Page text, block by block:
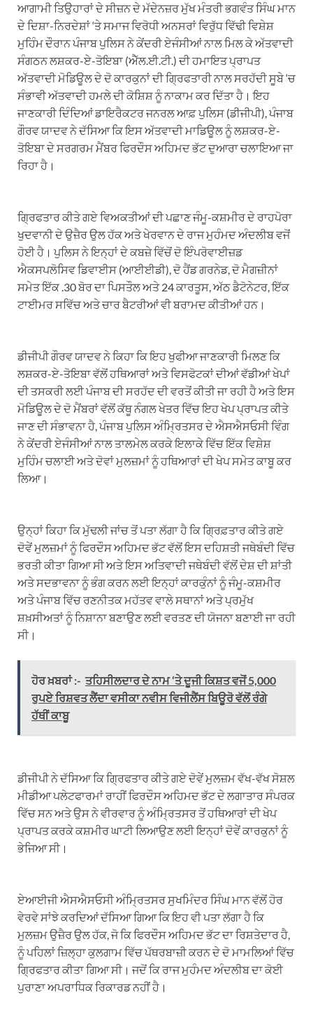
ਆਗਾਮੀ ਤਿਉਹਾਰਾਂ ਦੇ ਸੀਜ਼ਨ ਦੇ ਮੱਦੇਨਜ਼ਰ ਮੁੱਖ ਮੰਤਰੀ ਭਗਵੰਤ ਸਿੰਘ ਮਾਨ
ਦੇ ਦਿਸ਼ਾ-ਨਿਰਦੇਸ਼ਾਂ ‘ਤੇ ਸਮਾਜ ਵਿਰੋਧੀ ਅਨਸਰਾਂ ਵਿਰੁੱਧ ਵਿੱਢੀ ਵਿਸ਼ੇਸ਼
ਮੁਹਿੰਮ ਦੌਰਾਨ ਪੰਜਾਬ ਪੁਲਿਸ ਨੇ ਕੇਂਦਰੀ ਏਜੰਸੀਆਂ ਨਾਲ ਮਿਲ ਕੇ ਅੱਤਵਾਦੀ
ਸੰਗਠਨ ਲਸ਼ਕਰ-ਏ-ਤੋਇਬਾ (ਐੱਲ.ਈ.ਟੀ.) ਦੀ ਹਮਾਇਤ ਪ੍ਰਾਪਤ
ਅੱਤਵਾਦੀ ਮੋਡਿਊਲ ਦੇ ਦੋ ਕਾਰਕੁਨਾਂ ਦੀ ਗ੍ਰਿਫਤਾਰੀ ਨਾਲ ਸਰਹੱਦੀ ਸੂਬੇ ‘ਚ
ਸੰਭਾਵੀ ਅੱਤਵਾਦੀ ਹਮਲੇ ਦੀ ਕੋਸ਼ਿਸ਼ ਨੂੰ ਨਾਕਾਮ ਕਰ ਦਿੱਤਾ ਹੈ। ਇਹ
ਜਾਣਕਾਰੀ ਦਿੰਦਿਆਂ ਡਾਇਰੈਕਟਰ ਜਨਰਲ ਆਫ਼ ਪੁਲਿਸ (ਡੀਜੀਪੀ), ਪੰਜਾਬ
ਗੌਰਵ ਯਾਦਵ ਨੇ ਦੱਸਿਆ ਕਿ ਇਸ ਅੱਤਵਾਦੀ ਮਾਡਿਊਲ ਨੂੰ ਲਸ਼ਕਰ-ਏ-
ਤੋਇਬਾ ਦੇ ਸਰਗਰਮ ਮੈਂਬਰ ਫਿਰਦੌਸ ਅਹਿਮਦ ਭੱਟ ਦੁਆਰਾ ਚਲਾਇਆ ਜਾ
ਰਿਹਾ ਹੈ।
ਗ੍ਰਿਫਤਾਰ ਕੀਤੇ ਗਏ ਵਿਅਕਤੀਆਂ ਦੀ ਪਛਾਣ ਜੰਮੂ-ਕਸ਼ਮੀਰ ਦੇ ਰਾਹਪੋਰਾ
ਖੁਦਵਾਨੀ ਦੇ ਉਜ਼ੈਰ ਉਲ ਹੱਕ ਅਤੇ ਖੇਰਵਾਨ ਦੇ ਰਾਜ ਮੁਹੰਮਦ ਅੰਦਲੀਬ ਵਜੋਂ
ਹੋਈ ਹੈ। ਪੁਲਿਸ ਨੇ ਇਨ੍ਹਾਂ ਦੇ ਕਬਜ਼ੇ ਵਿੱਚੋਂ ਦੋ ਇੰਪਰੋਵਾਈਜ਼ਡ
ਐਕਸਪਲੋਸਿਵ ਡਿਵਾਈਸ (ਆਈਈਡੀ), ਦੋ ਹੈਂਡ ਗਰਨੇਡ, ਦੋ ਮੈਗਜ਼ੀਨਾਂ
ਸਮੇਤ ਇੱਕ .30 ਬੋਰ ਦਾ ਪਿਸਤੌਲ ਅਤੇ 24 ਕਾਰਤੂਸ, ਅੱਠ ਡੈਟੋਨੇਟਰ, ਇੱਕ
ਟਾਈਮਰ ਸਵਿੱਚ ਅਤੇ ਚਾਰ ਬੈਟਰੀਆਂ ਵੀ ਬਰਾਮਦ ਕੀਤੀਆਂ ਹਨ।
ਡੀਜੀਪੀ ਗੌਰਵ ਯਾਦਵ ਨੇ ਕਿਹਾ ਕਿ ਇਹ ਖੁਫੀਆ ਜਾਣਕਾਰੀ ਮਿਲਣ ਕਿ
ਲਸ਼ਕਰ-ਏ-ਤੋਇਬਾ ਵੱਲੋਂ ਹਥਿਆਰਾਂ ਅਤੇ ਵਿਸਫੋਟਕਾਂ ਦੀਆਂ ਵੱਡੀਆਂ ਖੇਪਾਂ
ਦੀ ਤਸਕਰੀ ਲਈ ਪੰਜਾਬ ਦੀ ਸਰਹੱਦ ਦੀ ਵਰਤੋਂ ਕੀਤੀ ਜਾ ਰਹੀ ਹੈ ਅਤੇ ਇਸ
ਮੋਡਿਊਲ ਦੇ ਦੋ ਮੈਂਬਰਾਂ ਵੱਲੋਂ ਕੱਥੂ ਨੰਗਲ ਖੇਤਰ ਵਿੱਚ ਇਹ ਖੇਪ ਪ੍ਰਾਪਤ ਕੀਤੇ
ਜਾਣ ਦੀ ਸੰਭਾਵਨਾ ਹੈ, ਪੰਜਾਬ ਪੁਲਿਸ ਅੰਮ੍ਰਿਤਸਰ ਦੇ ਐਸਐਸਓਸੀ ਵਿੰਗ
ਨੇ ਕੇਂਦਰੀ ਏਜੰਸੀਆਂ ਨਾਲ ਤਾਲਮੇਲ ਕਰਕੇ ਇਲਾਕੇ ਵਿੱਚ ਇੱਕ ਵਿਸ਼ੇਸ਼
ਮੁਹਿੰਮ ਚਲਾਈ ਅਤੇ ਦੋਵਾਂ ਮੁਲਜ਼ਮਾਂ ਨੂੰ ਹਥਿਆਰਾਂ ਦੀ ਖੇਪ ਸਮੇਤ ਕਾਬੂ ਕਰ
ਲਿਆ।
ਉਨ੍ਹਾਂ ਕਿਹਾ ਕਿ ਮੁੱਢਲੀ ਜਾਂਚ ਤੋਂ ਪਤਾ ਲੱਗਾ ਹੈ ਕਿ ਗ੍ਰਿਫ਼ਤਾਰ ਕੀਤੇ ਗਏ
ਦੋਵੇਂ ਮੁਲਜ਼ਮਾਂ ਨੂੰ ਫਿਰਦੌਸ ਅਹਿਮਦ ਭੱਟ ਵੱਲੋਂ ਇਸ ਦਹਿਸ਼ਤੀ ਜਥੇਬੰਦੀ ਵਿੱਚ
ਭਰਤੀ ਕੀਤਾ ਗਿਆ ਸੀ ਅਤੇ ਇਸ ਅਤਿਵਾਦੀ ਜਥੇਬੰਦੀ ਵੱਲੋਂ ਦੇਸ਼ ਦੀ ਸ਼ਾਂਤੀ
ਅਤੇ ਸਦਭਾਵਨਾ ਨੂੰ ਭੰਗ ਕਰਨ ਲਈ ਇਨ੍ਹਾਂ ਕਾਰਕੁੰਨਾਂ ਨੂੰ ਜੰਮੂ-ਕਸ਼ਮੀਰ
ਅਤੇ ਪੰਜਾਬ ਵਿੱਚ ਰਣਨੀਤਕ ਮਹੱਤਵ ਵਾਲੇ ਸਥਾਨਾਂ ਅਤੇ ਪ੍ਰਮੁੱਖ
ਸ਼ਖ਼ਸੀਅਤਾਂ ਨੂੰ ਨਿਸ਼ਾਨਾ ਬਣਾਉਣ ਲਈ ਵਰਤਣ ਦੀ ਯੋਜਨਾ ਬਣਾਈ ਜਾ ਰਹੀ
ਸੀ।
ਹੋਰ ਖ਼ਬਰਾਂ :- ਤਹਿਸੀਲਦਾਰ ਦੇ ਨਾਮ ‘ਤੇ ਦੂਜੀ ਕਿਸ਼ਤ ਵਜੋਂ 5,000
ਰੁਪਏ ਰਿਸ਼ਵਤ ਲੈਂਦਾ ਵਸੀਕਾ ਨਵੀਸ ਵਿਜੀਲੈਂਸ ਬਿਊਰੋ ਵੱਲੋਂ ਰੰਗੇ
ਹੱਥੀਂ ਕਾਬੂ
ਡੀਜੀਪੀ ਨੇ ਦੱਸਿਆ ਕਿ ਗ੍ਰਿਫਤਾਰ ਕੀਤੇ ਗਏ ਦੋਵੇਂ ਮੁਲਜ਼ਮ ਵੱਖ-ਵੱਖ ਸੋਸ਼ਲ
ਮੀਡੀਆ ਪਲੇਟਫਾਰਮਾਂ ਰਾਹੀਂ ਫਿਰਦੌਸ ਅਹਿਮਦ ਭੱਟ ਦੇ ਲਗਾਤਾਰ ਸੰਪਰਕ
ਵਿੱਚ ਸਨ ਅਤੇ ਉਸ ਨੇ ਵੀਰਵਾਰ ਨੂੰ ਅੰਮ੍ਰਿਤਸਰ ਤੋਂ ਹਥਿਆਰਾਂ ਦੀ ਖੇਪ
ਪ੍ਰਾਪਤ ਕਰਕੇ ਕਸ਼ਮੀਰ ਘਾਟੀ ਲਿਆਉਣ ਲਈ ਇਨ੍ਹਾਂ ਦੋਵੇਂ ਕਾਰਕੁਨਾਂ ਨੂੰ
ਭੇਜਿਆ ਸੀ।
ਏਆਈਜੀ ਐਸਐਸਓਸੀ ਅੰਮ੍ਰਿਤਸਰ ਸੁਖਮਿੰਦਰ ਸਿੰਘ ਮਾਨ ਵੱਲੋਂ ਹੋਰ
ਵੇਰਵੇ ਸਾਂਝੇ ਕਰਦਿਆਂ ਦੱਸਿਆ ਗਿਆ ਕਿ ਇਹ ਵੀ ਪਤਾ ਲੱਗਾ ਹੈ ਕਿ
ਮੁਲਜ਼ਮ ਉਜ਼ੈਰ ਉਲ ਹੱਕ, ਜੋ ਕਿ ਫਿਰਦੌਸ ਅਹਿਮਦ ਭੱਟ ਦਾ ਰਿਸ਼ਤੇਦਾਰ ਹੈ,
ਨੂੰ ਪਹਿਲਾਂ ਜ਼ਿਲ੍ਹਾ ਕੁਲਗਾਮ ਵਿੱਚ ਪੱਥਰਬਾਜ਼ੀ ਕਰਨ ਦੇ ਦੋ ਮਾਮਲਿਆਂ ਵਿੱਚ
ਗ੍ਰਿਫਤਾਰ ਕੀਤਾ ਗਿਆ ਸੀ। ਜਦੋਂ ਕਿ ਰਾਜ ਮੁਹੰਮਦ ਅੰਦਲੀਬ ਦਾ ਕੋਈ
ਪੁਰਾਣਾ ਅਪਰਾਧਿਕ ਰਿਕਾਰਡ ਨਹੀਂ ਹੈ।